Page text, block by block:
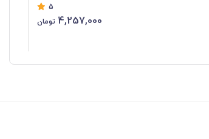
5
4,257,000 تومان